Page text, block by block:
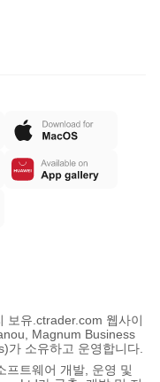
보유. ctrader.com 웹사이
Magnum Business
가 소유하고 운영합니다.
프트웨어 개발, 운영 및